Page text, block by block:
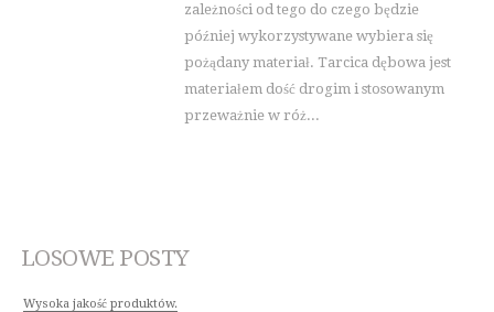
zależności od tego do czego będzie
później wykorzystywane wybiera się
pożądany materiał. Tarcica dębowa jest
materiałem dość drogim i stosowanym
przeważnie w róż...
LOSOWE POSTY
Wysoka jakość produktów.